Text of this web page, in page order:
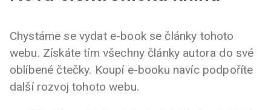
Chystáme se vydat e-book se články tohoto
webu. Získáte tím všechny články autora do své
oblíbené čtečky. Koupí e-booku navíc podpoříte
další rozvoj tohoto webu.